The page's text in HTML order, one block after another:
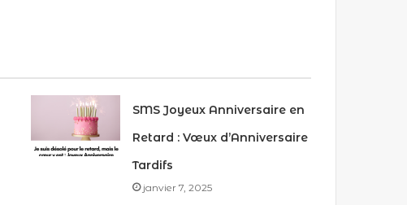
SMS Joyeux Anniversaire en
Retard : Vœux d’Anniversaire
Tardifs
janvier 7, 2025